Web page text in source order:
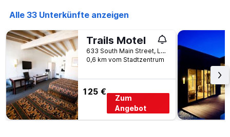
Alle 33 Unterkünfte anzeigen
Trails Motel
633 South Main Street, Lone Pine, CA, USA
0,6 km vom Stadtzentrum
125 €
Zum
Angebot